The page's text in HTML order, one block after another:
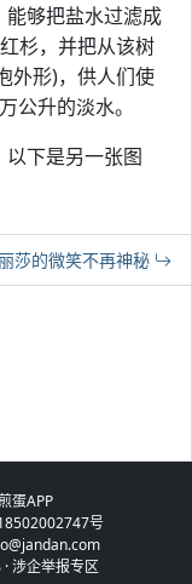
够把盐水过滤成
杉，并把从该树
外形)，供人们使
公升的淡水。
以下是另一张图
莎的微笑不再神秘
蛋APP
号
·涉企举报专区